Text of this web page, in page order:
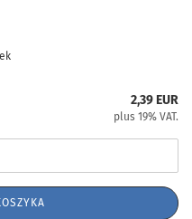
2,39 EUR
plus 19% VAT.